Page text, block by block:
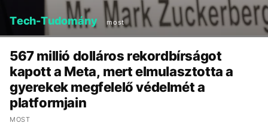
Tech-Tudomány most
567 millió dolláros rekordbírságot
kapott a Meta, mert elmulasztotta a
gyerekek megfelelő védelmét a
platformjain
MOST